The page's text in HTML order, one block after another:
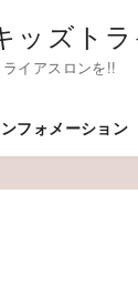
ッズト
イアスロンを!!
フォメーション